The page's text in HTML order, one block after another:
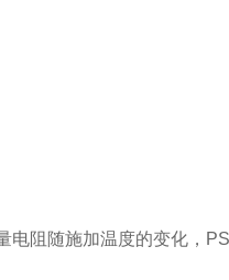
电阻随施加温度的变化，